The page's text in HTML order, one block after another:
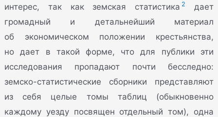
интерес, так как земская статистика 2
дает
громадный и детальнейший материал
об экономическом положении крестьянства,
но дает в такой форме, что для публики эти
исследования пропадают почти бесследно:
земско-статистические сборники представляют
из себя целые томы таблиц (обыкновенно
каждому уезду посвящен отдельный том), одна